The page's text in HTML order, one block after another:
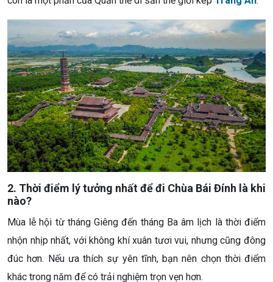
2. Thời điểm lý tưởng nhất để đi Chùa Bái Đính là khi
nào?
Mùa lễ hội từ tháng Giêng đến tháng Ba âm lịch là thời điểm
nhộn nhịp nhất, với không khí xuân tươi vui, nhưng cũng đông
đúc hơn. Nếu ưa thích sự yên tĩnh, bạn nên chọn thời điểm
khác trong năm để có trải nghiệm trọn vẹn hơn.